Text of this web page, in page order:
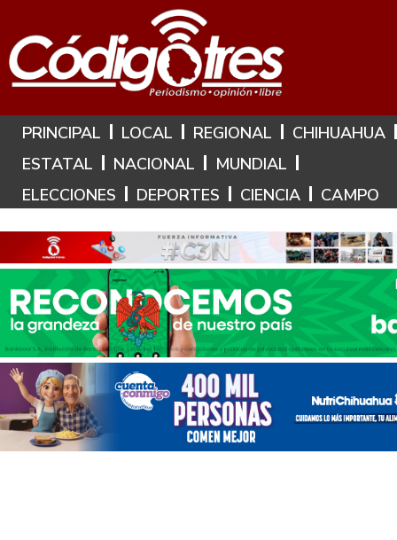
Hoy es: 9 de Agosto de 2026
PRINCIPAL LOCAL REGIONAL
CHIHUAHUA
ESTATAL
NACIONAL
MUNDIAL
ELECCIONES
DEPORTES CIENCIA CAMPO